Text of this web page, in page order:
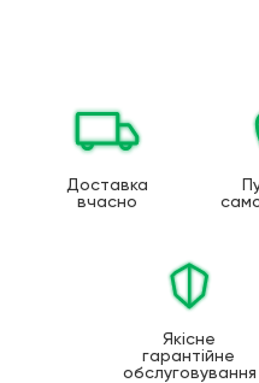
Доставка
вчасно
Якісне
гарантійне
обслуговування